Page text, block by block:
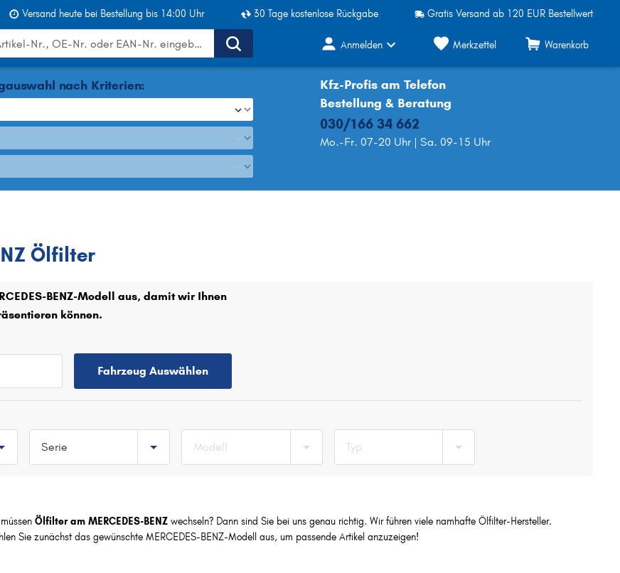
Versand heute bei Bestellung bis 14:00 Uhr 30 Tage kostenlose Rückgabe Gratis Versand ab 120 EUR Bestellwert
Anmelden Merkzettel Warenkorb
nach Kriterien:
Kfz-Profis am Telefon
Bestellung & Beratung
030/166 34 662
Mo.-Fr. 07-20 Uhr | Sa. 09-15 Uhr
Ölfilter
BENZ-Modell aus, damit wir Ihnen
können.
Fahrzeug Auswählen
Serie
A-KLASSE
E-KLASSE
Modell Typ
Ölfilter am MERCEDES-BENZ wechseln? Dann sind Sie bei uns genau richtig. Wir führen viele namhafte Ölfilter-Hersteller.
Sie zunächst das gewünschte MERCEDES-BENZ-Modell aus, um passende Artikel anzuzeigen!